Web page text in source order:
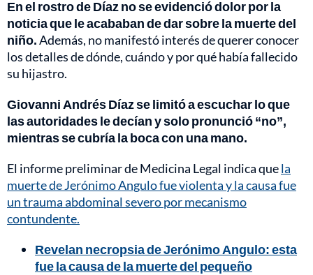
En el rostro de Díaz no se evidenció dolor por la
noticia que le acababan de dar sobre la muerte del
niño.Además, no manifestó interés de querer conocer
los detalles de dónde, cuándo y por qué había fallecido
su hijastro.
Giovanni Andrés Díaz se limitó a escuchar lo que
las autoridades le decían y solo pronunció “no”,
mientras se cubría la boca con una mano.
El informe preliminar de Medicina Legal indica quela
muerte de Jerónimo Angulo fue violenta y la causa fue
un trauma abdominal severo por mecanismo
contundente.
Revelan necropsia de Jerónimo Angulo: esta
fue la causa de la muerte del pequeño